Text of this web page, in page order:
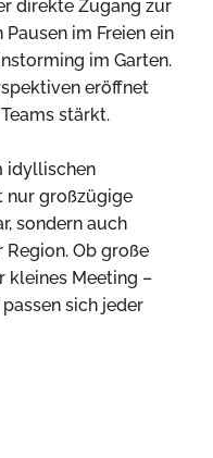
direkte Zugang zur
im Freien ein
im Garten.
eröffnet
stärkt.
idyllischen
nur großzügige
sondern auch
Region. Ob große
kleines Meeting –
sich jeder